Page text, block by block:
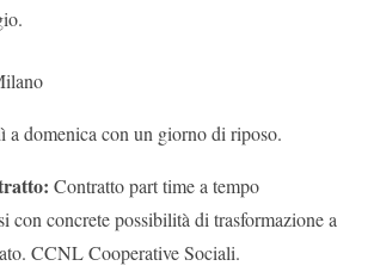
a domenica con un giorno di riposo.
Contratto part time a tempo
con concrete possibilità di trasformazione a
CCNL Cooperative Sociali.